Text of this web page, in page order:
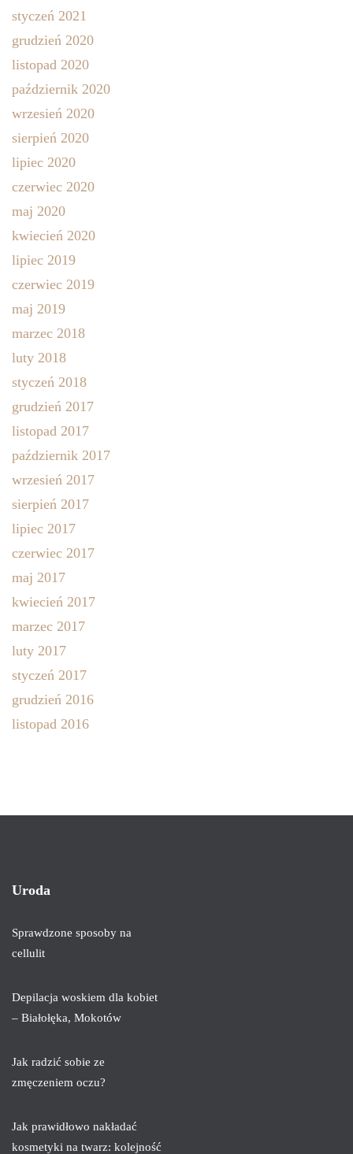
styczeń 2021
grudzień 2020
listopad 2020
październik 2020
wrzesień 2020
sierpień 2020
lipiec 2020
czerwiec 2020
maj 2020
kwiecień 2020
lipiec 2019
czerwiec 2019
maj 2019
marzec 2018
luty 2018
styczeń 2018
grudzień 2017
listopad 2017
październik 2017
wrzesień 2017
sierpień 2017
lipiec 2017
czerwiec 2017
maj 2017
kwiecień 2017
marzec 2017
luty 2017
styczeń 2017
grudzień 2016
listopad 2016
Uroda
Sprawdzone sposoby na
cellulit
Depilacja woskiem dla kobiet
– Białołęka, Mokotów
Jak radzić sobie ze
zmęczeniem oczu?
Jak prawidłowo nakładać
kosmetyki na twarz: kolejność